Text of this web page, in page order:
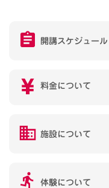
開講スケジュール
料金について
施設について
体験について